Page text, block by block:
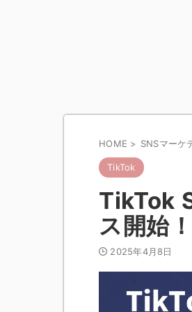
HOME > SNSマーケ
TikTok
TikTok
ス開始！
2025年4月8日